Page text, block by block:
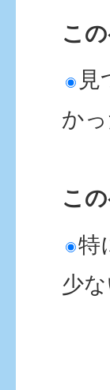
市
か
し
こ
見
か
こ
特
少